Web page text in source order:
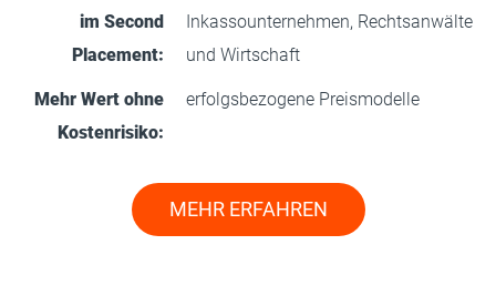
im Second
Placement:
Inkassounternehmen, Rechtsanwälte
und Wirtschaft
Mehr Wert ohne
Kostenrisiko:
erfolgsbezogene Preismodelle
MEHR ERFAHREN